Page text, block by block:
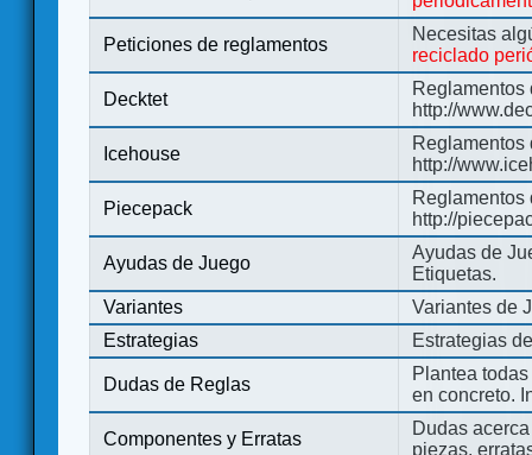
Peticiones de reglamentos
Necesitas
reciclado
Decktet
Reglamentos
http://
Icehouse
Reglamentos
http://
Piecepack
Reglamentos
http://
Ayudas de Juego
Ayudas de
Etiquetas.
Variantes
Variantes de
Estrategias
Estrategias
Dudas de Reglas
Plantea
en concreto.
Componentes y Erratas
Dudas
piezas,